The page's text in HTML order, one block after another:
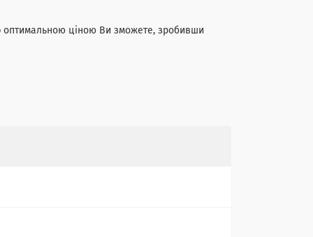
оптимальною ціною Ви зможете, зробивши